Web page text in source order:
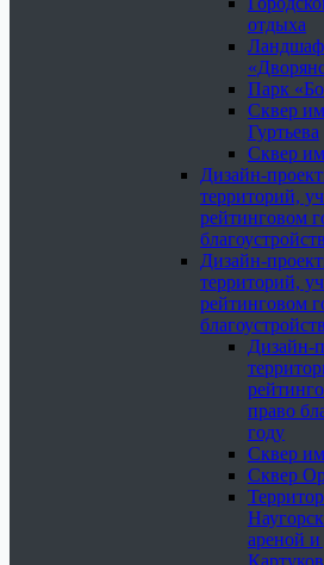
отдыха
Парк
Сквер
Гуртьева
Сквер
Дизайн-
территорий,
рейтинговом
Дизайн-
территорий,
рейтинговом
Дизайн-
право
году
Сквер
Сквер
ареной